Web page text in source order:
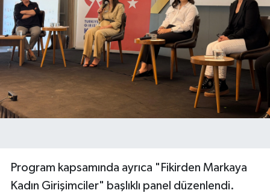
Program kapsamında ayrıca "Fikirden Markaya
Kadın Girişimciler" başlıklı panel düzenlendi.